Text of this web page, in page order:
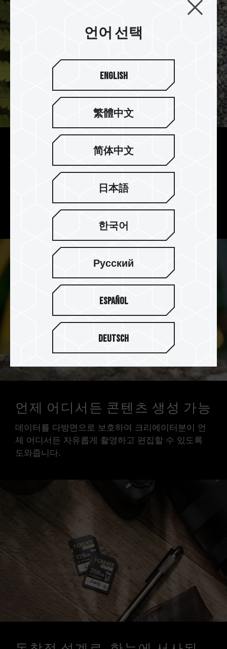
내구성 있는 디자인
T-CREATE EXPERT SDXC UHS-II U3 V60은 방수,
방진, 충격 방지, 정전기 방지, X-ray 방지와 고온 및
저온 방지 기능 등의 엄격한 테스트를 통과한 제품
언제 어디서든 콘텐츠 생성 가능
데이터를 다방면으로 보호하여 크리에이터분이 언
제 어디서든 자유롭게 촬영하고 편집할 수 있도록
도와줍니다.
언어 선택
English
繁體中文
简体中文
日本語
한국어
Русский
Español
Deutsch